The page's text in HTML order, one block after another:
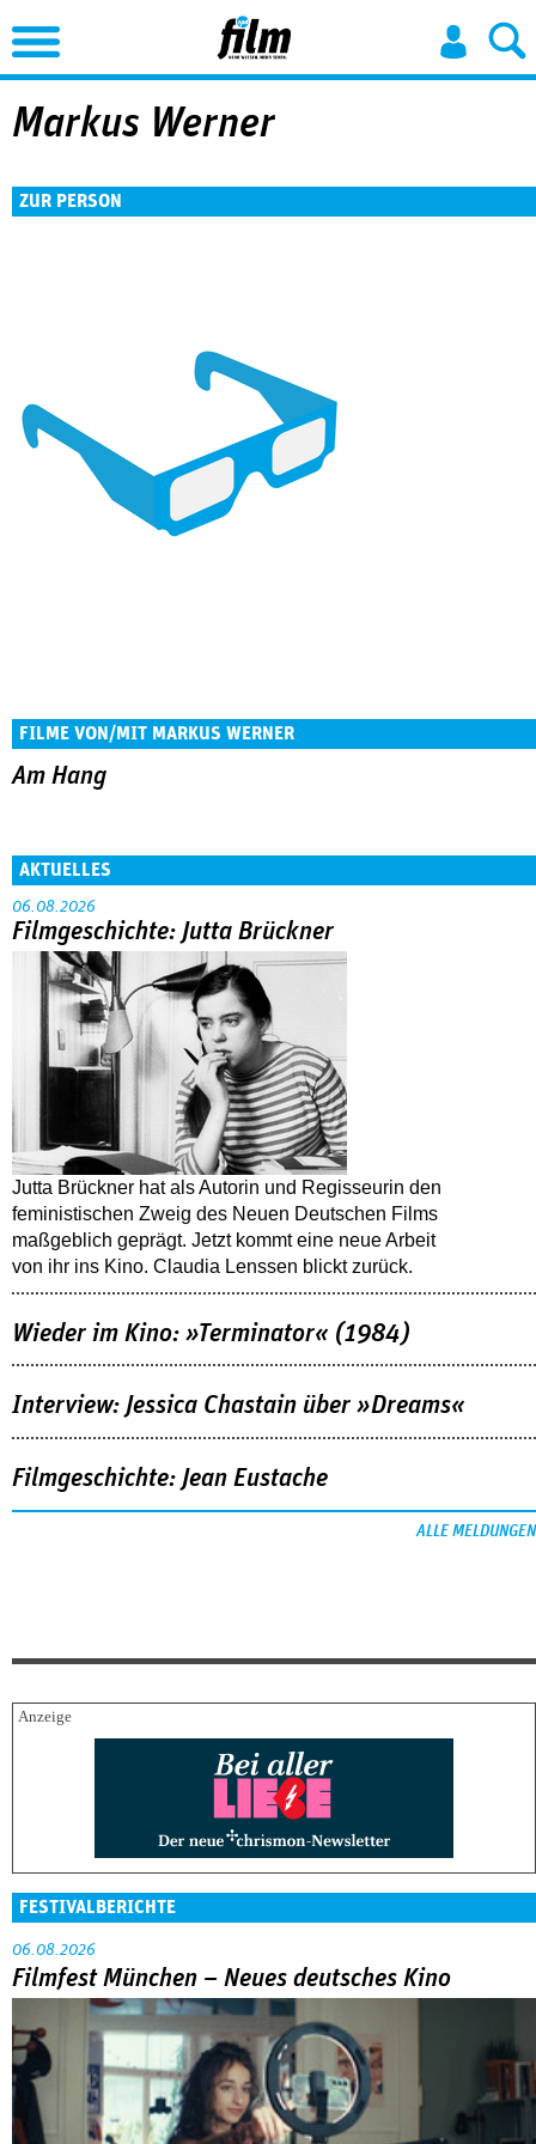
Jump to Navigation
Markus Werner
ZUR PERSON
FILME VON/MIT MARKUS WERNER
Am Hang
AKTUELLES
06.08.2026
Filmgeschichte: Jutta Brückner
Jutta Brückner hat als Autorin und Regisseurin den
feministischen Zweig des Neuen Deutschen Films
maßgeblich geprägt. Jetzt kommt eine neue Arbeit
von ihr ins Kino. Claudia Lenssen blickt zurück.
Wieder im Kino: »Terminator« (1984)
Interview: Jessica Chastain über »Dreams«
Filmgeschichte: Jean Eustache
ALLE MELDUNGEN
FESTIVALBERICHTE
06.08.2026
Filmfest München – Neues deutsches Kino